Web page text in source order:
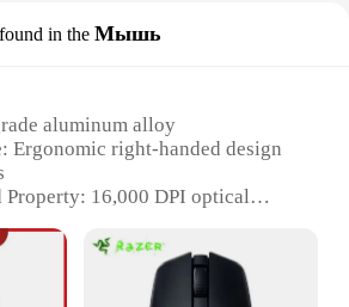
in the Мышь
aluminum alloy
Ergonomic right-handed design
Property: 16,000 DPI optical
10 programmable buttons for
Ideal for competitive gaming